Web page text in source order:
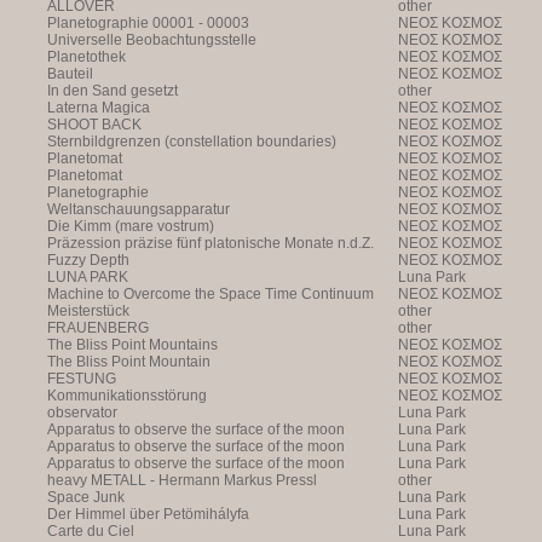
ALLOVER
other
Planetographie 00001 - 00003
NEOΣ KOΣMOΣ
Universelle Beobachtungsstelle
NEOΣ KOΣMOΣ
Planetothek
NEOΣ KOΣMOΣ
Bauteil
NEOΣ KOΣMOΣ
In den Sand gesetzt
other
Laterna Magica
NEOΣ KOΣMOΣ
SHOOT BACK
NEOΣ KOΣMOΣ
Sternbildgrenzen (constellation boundaries)
NEOΣ KOΣMOΣ
Planetomat
NEOΣ KOΣMOΣ
Planetomat
NEOΣ KOΣMOΣ
Planetographie
NEOΣ KOΣMOΣ
Weltanschauungsapparatur
NEOΣ KOΣMOΣ
Die Kimm (mare vostrum)
NEOΣ KOΣMOΣ
Präzession präzise fünf platonische Monate n.d.Z.
NEOΣ KOΣMOΣ
Fuzzy Depth
NEOΣ KOΣMOΣ
LUNA PARK
Luna Park
Machine to Overcome the Space Time Continuum
NEOΣ KOΣMOΣ
Meisterstück
other
FRAUENBERG
other
The Bliss Point Mountains
NEOΣ KOΣMOΣ
The Bliss Point Mountain
NEOΣ KOΣMOΣ
FESTUNG
NEOΣ KOΣMOΣ
Kommunikationsstörung
NEOΣ KOΣMOΣ
observator
Luna Park
Apparatus to observe the surface of the moon
Luna Park
Apparatus to observe the surface of the moon
Luna Park
Apparatus to observe the surface of the moon
Luna Park
heavy METALL - Hermann Markus Pressl
other
Space Junk
Luna Park
Der Himmel über Petömihályfa
Luna Park
Carte du Ciel
Luna Park